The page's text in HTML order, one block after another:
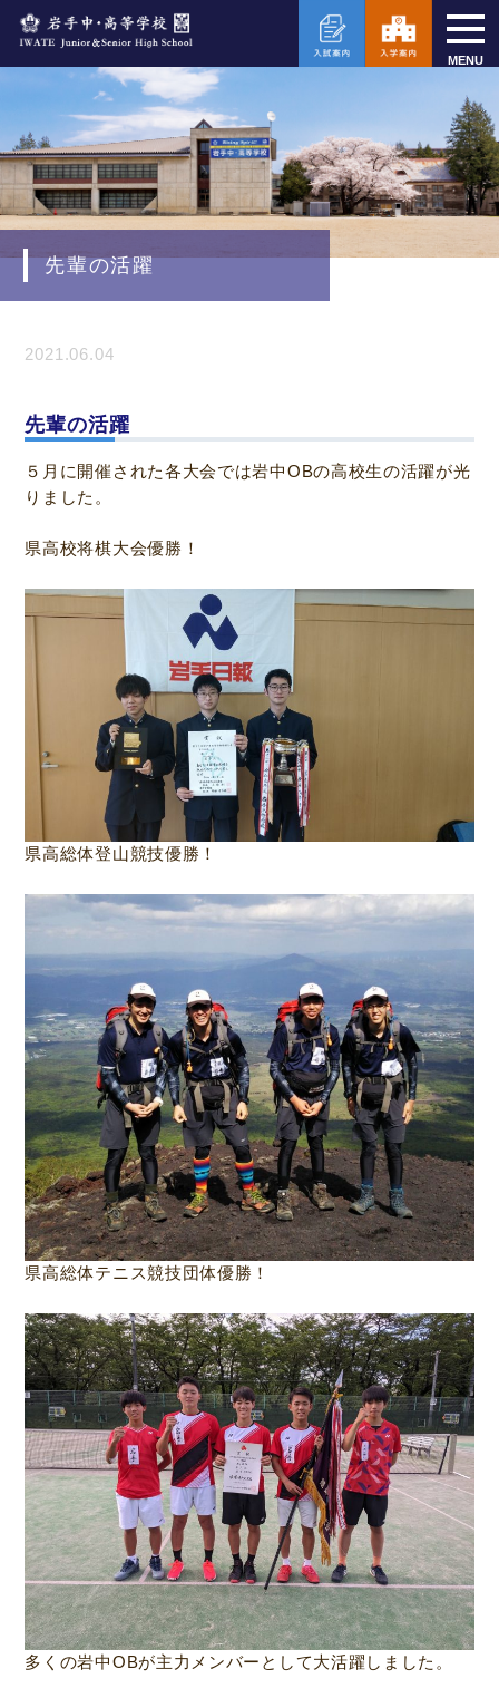
MENU
先輩の活躍
2021.06.04
先輩の活躍
５月に開催された各大会では岩中OBの高校生の活躍が光
りました。
県高校将棋大会優勝！
県高総体登山競技優勝！
県高総体テニス競技団体優勝！
多くの岩中OBが主力メンバーとして大活躍しました。